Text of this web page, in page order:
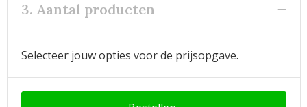
3. Aantal producten
Selecteer jouw opties voor de prijsopgave.